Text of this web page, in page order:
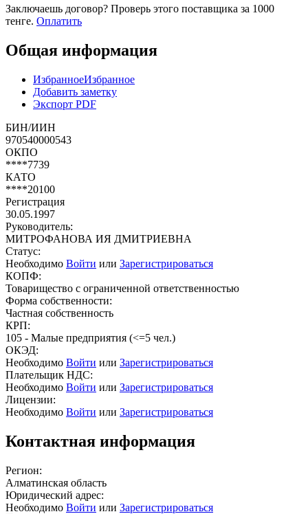
Заключаешь договор? Проверь этого поставщика за 1000
тенге. Оплатить
Общая информация
ИзбранноеИзбранное
Добавить заметку
Экспорт PDF
БИН/ИИН
970540000543
ОКПО
****7739
КАТО
****20100
Регистрация
30.05.1997
Руководитель:
МИТРОФАНОВА ИЯ ДМИТРИЕВНА
Статус:
Необходимо Войти или Зарегистрироваться
КОПФ:
Товарищество с ограниченной ответственностью
Форма собственности:
Частная собственность
КРП:
105 - Малые предприятия (<=5 чел.)
ОКЭД:
Необходимо Войти или Зарегистрироваться
Плательщик НДС:
Необходимо Войти или Зарегистрироваться
Лицензии:
Необходимо Войти или Зарегистрироваться
Контактная информация
Регион:
Алматинская область
Юридический адрес:
Необходимо Войти или Зарегистрироваться